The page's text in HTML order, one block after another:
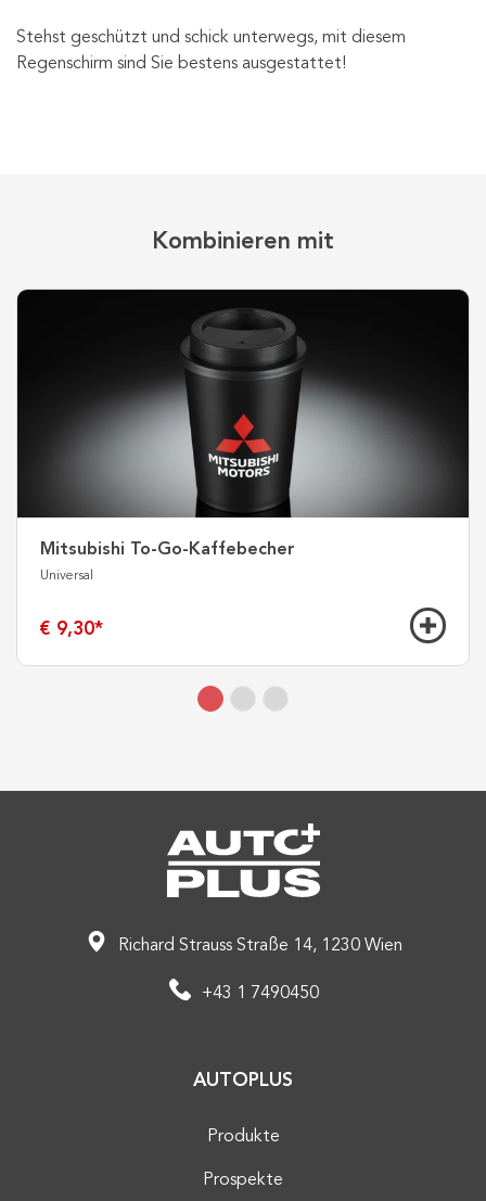
Stehst geschützt und schick unterwegs, mit diesem
Regenschirm sind Sie bestens ausgestattet!
Kombinieren mit
Mitsubishi To-Go-Kaffebecher
Universal
€ 9,30*
Richard Strauss Straße 14, 1230 Wien
+43 1 7490450
AUTOPLUS
Produkte
Prospekte